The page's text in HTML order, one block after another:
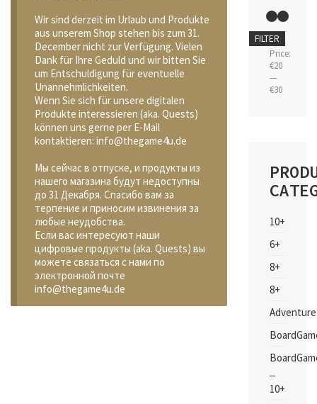
Wir sind derzeit im Urlaub und Produkte
aus unserem Shop stehen bis zum 31.
December nicht zur Verfügung. Vielen
Dank für Ihre Geduld und wir bitten Sie
um Entschuldigung für eventuelle
Unannehmlichkeiten.
Wenn Sie sich für unsere digitalen
Produkte interessieren (aka. Quests)
können uns gerne per E-Mail
kontaktieren: info@thegame4u.de
Мы сейчас в отпуске, и продукты из
нашего магазина будут недоступны
до 31 Декабря. Спасибо вам за
терпение и приносим извинения за
любые неудобства.
Если вас интересуют наши
цифровые продукты (aka. Quests) вы
можете связаться с нами по
электронной почте
info@thegame4u.de
Min
price
Max
price
FILTER
Price:
€20
—
€30
10+
6+
8+
8+
Adventure
10+